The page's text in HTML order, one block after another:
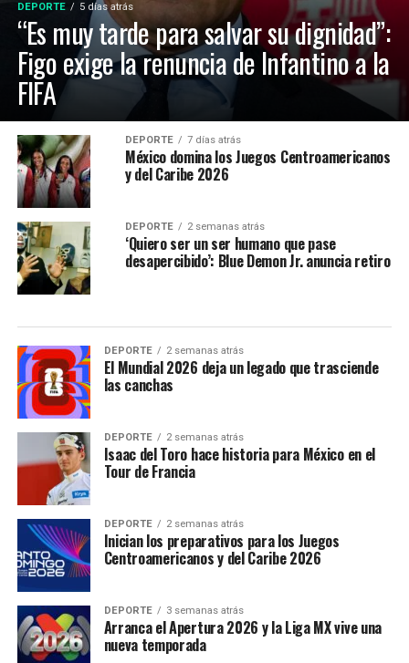
DEPORTE 5 días atrás
“Es muy tarde para salvar su dignidad”:
Figo exige la renuncia de Infantino a la
FIFA
DEPORTE 7 días atrás
México domina los Juegos Centroamericanos
y del Caribe 2026
DEPORTE 2 semanas atrás
‘Quiero ser un ser humano que pase
desapercibido’: Blue Demon Jr. anuncia retiro
DEPORTE 2 semanas atrás
El Mundial 2026 deja un legado que trasciende
las canchas
DEPORTE 2 semanas atrás
Isaac del Toro hace historia para México en el
Tour de Francia
DEPORTE 2 semanas atrás
Inician los preparativos para los Juegos
Centroamericanos y del Caribe 2026
DEPORTE 3 semanas atrás
Arranca el Apertura 2026 y la Liga MX vive una
nueva temporada